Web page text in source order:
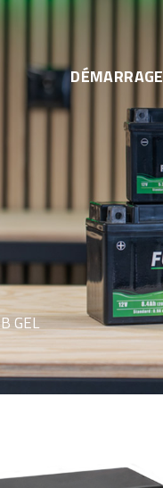
DÉMARRAGE
GEL